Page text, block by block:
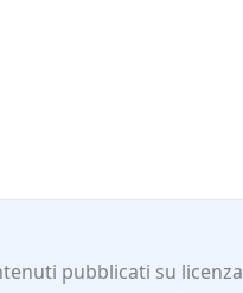
pubblicati su licenza